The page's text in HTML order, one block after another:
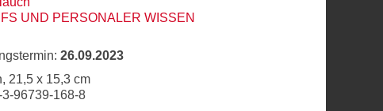
UND PERSONALER WISSEN
26.09.2023
21,5 x 15,3 cm
3-96739-168-8